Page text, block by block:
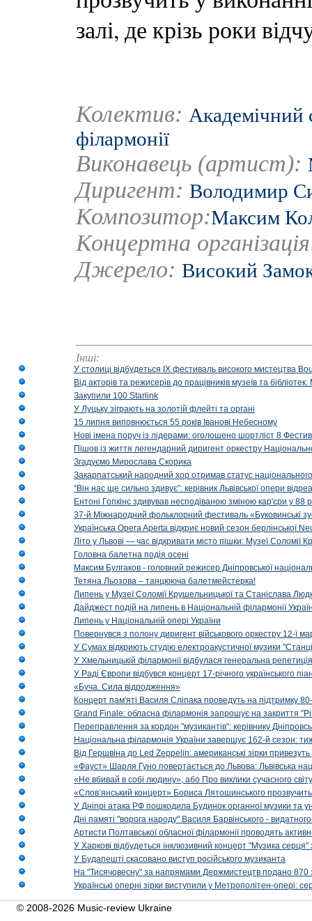
залі, де крізь роки
Колектив: Академічний
філармонії
Виконавець (артист):
Диригент: Володимир
Композитор:Максим
Концертна
Джерело: Високий
Інші:
У столиці відбудеться IX фестиваль високого мистецтва
Від акторів та режисерів до працівників музеїв та
Закупили 100 Starlink
У Луцьку зіграють на золотій флейті та органі
15 липня виповнюється 55 років Іванові Небесному
Нові імена поруч із лідерами: оголошено шортліст 8
Пішов із життя легендарний диригент оркестру
Згадуємо Мирослава Скорика
Закарпатський народний хор отримав статус національного
“Він нас ще сильно здивує”: керівник Львівської опери
Ентоні Гопкінс здивував несподіваною зміною кар'єри у 88
37-й Міжнародний фольклорний фестиваль «Буковинські
Українська Opera Aperta відкриє новий сезон берлінської
Літо у Львові — час відкривати місто пішки: Музеї Соломії
Головна балетна подія осені
Максим Булгаков - головний режисер Дніпровської
Тетяна Льозова – танцююча балетмейстерка!
Липень у Музеї Соломії Крушельницької та Станіслава
Дайджест подій на липень в Національній філармонії
Липень у Національній опері України
Повернувся з полону диригент військового оркестру 12-ї
У Сумах відкриють студію електроакустичної музики
У Хмельницькій філармонії відбулася генеральна
У Раді Європи відбувся концерт 17-річного українського
«Буча. Сила відродження»
Концерт пам'яті Василя Сліпака проведуть на підтримку
Grand Finale: обласна філармонія запрошує на закриття
Переправлення за кордон "музикантів": керівнику
Національна філармонія України завершує 162-й сезон:
Від Гершвіна до Led Zeppelin: американські зірки
«Фауст» Шарля Гуно повертається до Львова: Львівська
«Не вбивай в собі людину», або Про виклики сучасного світу
«Слов’янський концерт» Бориса Лятошинського
У Дніпрі атака РФ пошкодила Будинок органної музики та
Дні памяті "ворога народу" Василя Барвінського -
Артисти Полтавської обласної філармонії проводять
У Харкові відбудеться інклюзивний концерт "Музика
У Будапешті скасовано виступ російського музиканта
На "Тисячовесну" за напрямами Держмистецтв подано 870
Українські оперні зірки виступили у Метрополітен-опері:
© 2008-2026 Music-review Ukraine